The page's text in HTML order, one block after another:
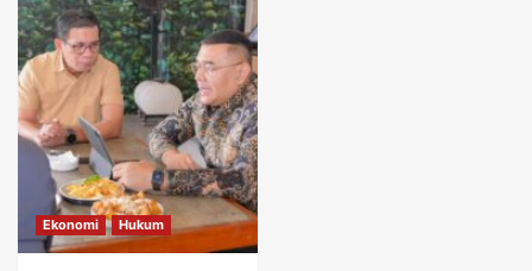
Ekonomi Hukum